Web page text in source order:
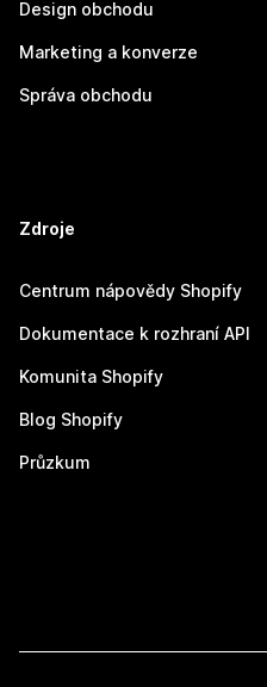
Design obchodu
Marketing a konverze
Správa obchodu
Zdroje
Centrum nápovědy Shopify
Dokumentace k rozhraní API
Komunita Shopify
Blog Shopify
Průzkum